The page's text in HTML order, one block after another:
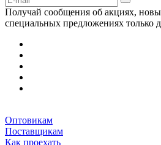
Получай сообщения об акциях,
специальных предложениях только
Оптовикам
Поставщикам
Как проехать